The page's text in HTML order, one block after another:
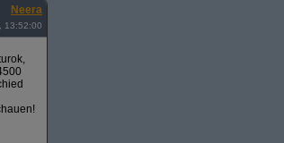
Neera
13:52:00